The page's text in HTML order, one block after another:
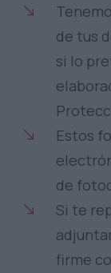
de tus
si lo
Estos
de
Si te
firme